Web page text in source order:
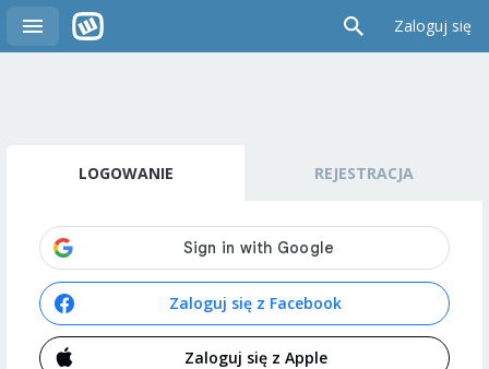
Zaloguj się
LOGOWANIE REJESTRACJA
Zaloguj się z Facebook
Zaloguj się z Apple